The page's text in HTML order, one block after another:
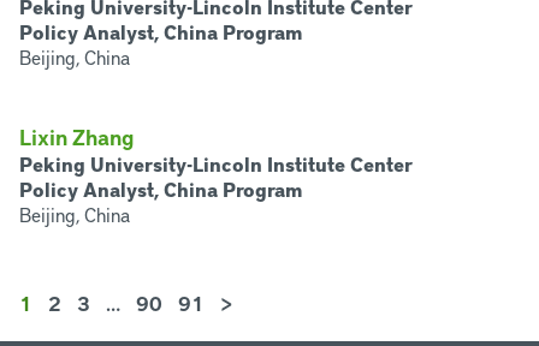
Peking University-Lincoln Institute Center
Policy Analyst, China Program
Beijing, China
Lixin Zhang
Peking University-Lincoln Institute Center
Policy Analyst, China Program
Beijing, China
1 2 3 … 90 91 >